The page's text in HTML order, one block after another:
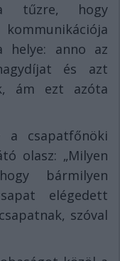
tűzre, hogy
anno az
és azt
ám ezt azóta
csapatfőnöki
olasz: „Milyen
bármilyen
elégedett
szóval